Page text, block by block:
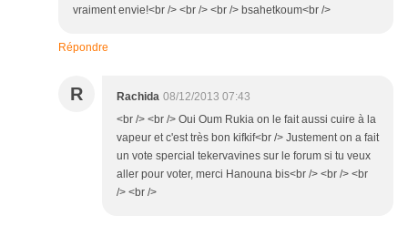
vraiment envie!<br /> <br /> <br /> bsahetkoum<br />
Répondre
R Rachida 08/12/2013 07:43
<br /> <br /> Oui Oum Rukia on le fait aussi cuire à la
vapeur et c'est très bon kifkif<br /> Justement on a fait
un vote spercial tekervavines sur le forum si tu veux
aller pour voter, merci Hanouna bis<br /> <br /> <br
/> <br />